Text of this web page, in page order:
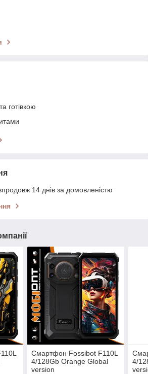
готівкою
14 днів за домовленістю
Смартфон Fossibot F110L
4/128Gb Orange Global
version
4/